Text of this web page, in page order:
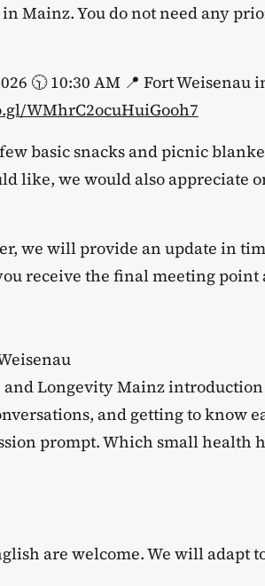
Mainz. You do not need any
🕥 10:30 AM 📍 Fort
WMhrC2ocuHuiGooh7
basic snacks and picnic
like, we would also appreciate
we will provide an update in
receive the final meeting point
and Longevity Mainz introduction
and getting to know
prompt. Which small health
are welcome. We will adapt